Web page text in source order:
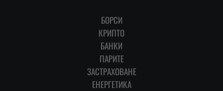
БОРСИ
КРИПТО
БАНКИ
ПАРИТЕ
ЗАСТРАХОВАНЕ
ЕНЕРГЕТИКА